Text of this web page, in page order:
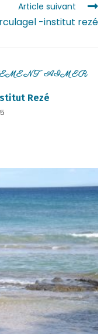
Article suivant
-institut rezé
AIMER
Rezé